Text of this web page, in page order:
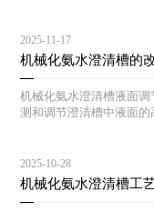
2025-11-17
机械化氨水澄清槽的
机械化氨水澄清槽液面
测和调节澄清槽中液面的
2025-10-28
机械化氨水澄清槽工